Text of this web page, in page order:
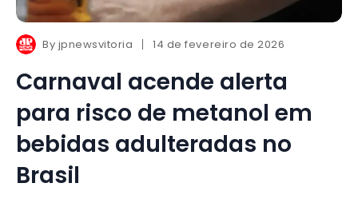
By jpnewsvitoria 14 de fevereiro de 2026
Carnaval acende alerta
para risco de metanol em
bebidas adulteradas no
Brasil